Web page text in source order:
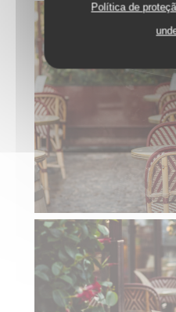
Política de